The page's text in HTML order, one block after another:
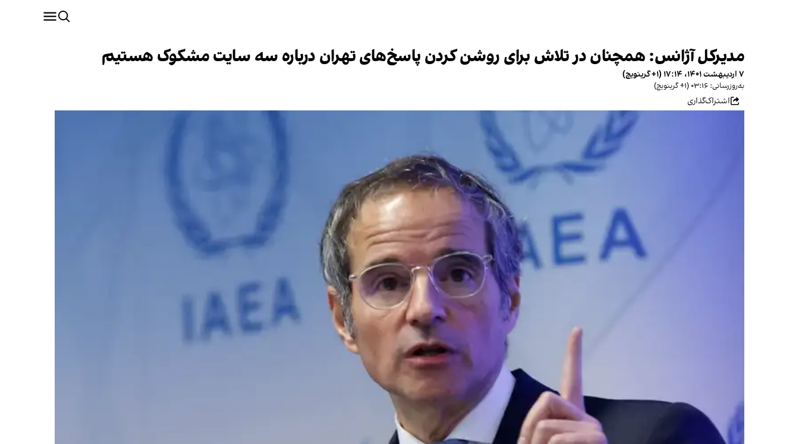
مدیرکل آژانس: همچنان در تلاش برای روشن کردن پاسخ‌های تهران درباره سه سایت مشکوک هستیم
۷ اردیبهشت ۱۴۰۱، ۱۷:۱۴ (‎+۱ گرینویچ)
به‌روزرسانی: ۰۳:۱۶ (‎+۱ گرینویچ)
اشتراک‌گذاری